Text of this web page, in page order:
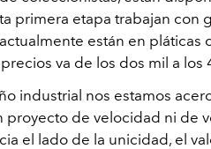
primera etapa trabajan con
están en pláticas
va de los dos mil a los
industrial nos estamos
proyecto de velocidad ni de
el lado de la unicidad, el